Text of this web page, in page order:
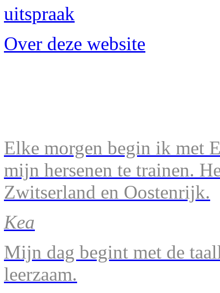
uitspraak
Over deze website
Elke morgen begin ik met
mijn hersenen te trainen.
Zwitserland en Oostenrijk.
Kea
Mijn dag begint met de
leerzaam.